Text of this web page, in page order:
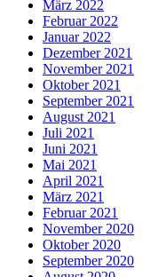
März 2022
Februar 2022
Januar 2022
Dezember 2021
November 2021
Oktober 2021
September 2021
August 2021
Juli 2021
Juni 2021
Mai 2021
April 2021
März 2021
Februar 2021
November 2020
Oktober 2020
September 2020